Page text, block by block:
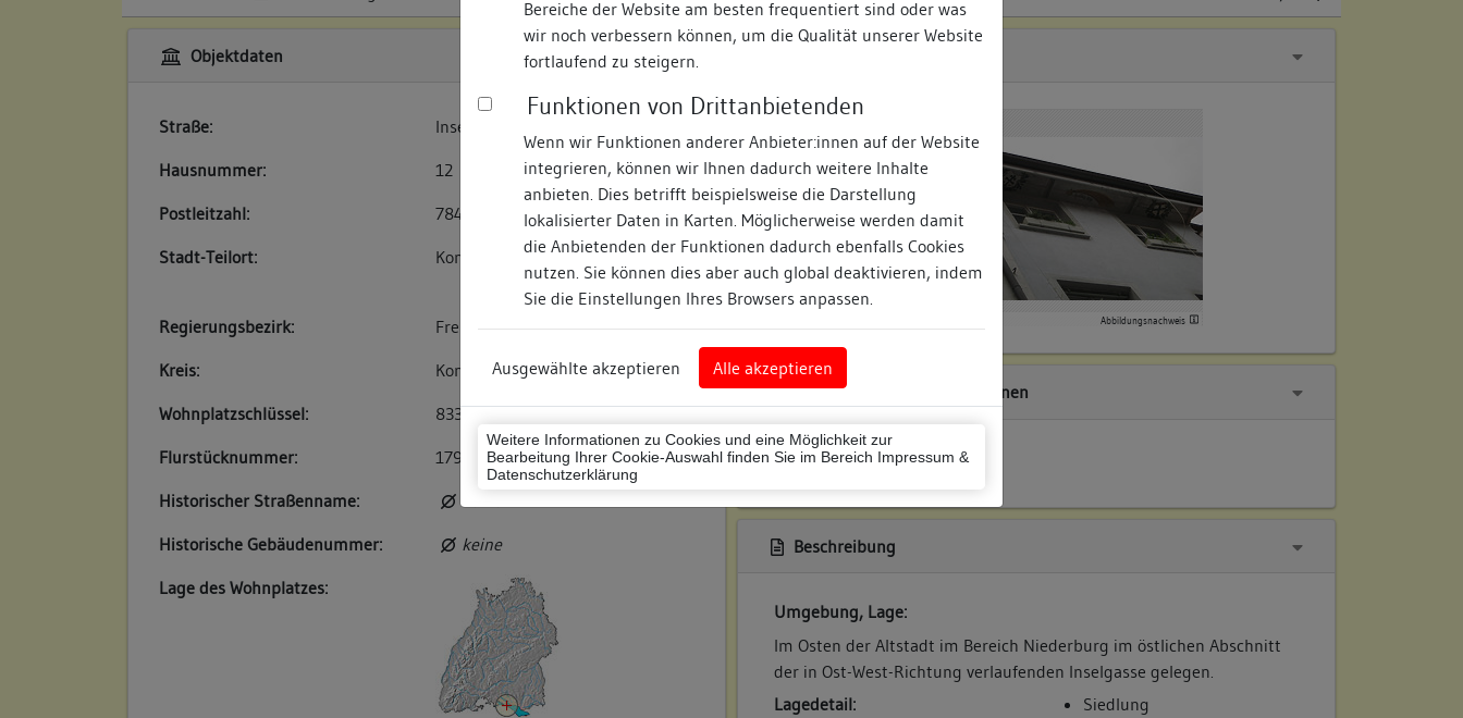
Bereiche der Website am besten frequentiert sind oder was
wir noch verbessern können, um die Qualität unserer Website
fortlaufend zu steigern.
Funktionen von Drittanbietenden
Wenn wir Funktionen anderer Anbieter:innen auf der Website
integrieren, können wir Ihnen dadurch weitere Inhalte
anbieten. Dies betrifft beispielsweise die Darstellung
lokalisierter Daten in Karten. Möglicherweise werden damit
die Anbietenden der Funktionen dadurch ebenfalls Cookies
nutzen. Sie können dies aber auch global deaktivieren, indem
Sie die Einstellungen Ihres Browsers anpassen.
Ausgewählte akzeptieren Alle akzeptieren
Weitere Informationen zu Cookies und eine Möglichkeit zur
Bearbeitung Ihrer Cookie-Auswahl finden Sie im Bereich Impressum &
Datenschutzerklärung
Objektdaten
Straße:
Inselgasse
Hausnummer:
12
Postleitzahl:
78462
Stadt-Teilort:
Konstanz
Regierungsbezirk:
Freiburg
Kreis:
Konstanz (Landkreis)
Wohnplatzschlüssel:
8335043012
Flurstücknummer:
179
Historischer Straßenname:
keiner
Historische Gebäudenummer:
keine
Lage des Wohnplatzes:
Abbildungsnachweis
Zugeordnete Dokumentationen
Publikationen
Beschreibung
Umgebung, Lage:
Im Osten der Altstadt im Bereich Niederburg im östlichen Abschnitt
der in Ost-West-Richtung verlaufenden Inselgasse gelegen.
Lagedetail:
Siedlung